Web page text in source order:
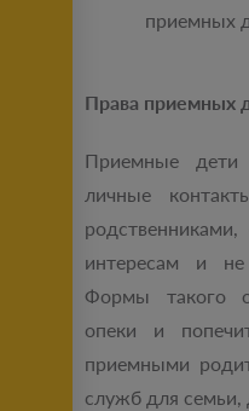
приемных
Права приемных
Приемные дети
личные
интересам и
Формы такого
опеки и
приемными
служб для